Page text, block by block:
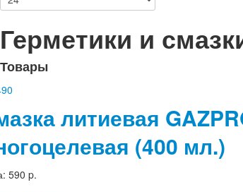
Герметики и
Товары
литиевая
(400 мл.)
590 p.